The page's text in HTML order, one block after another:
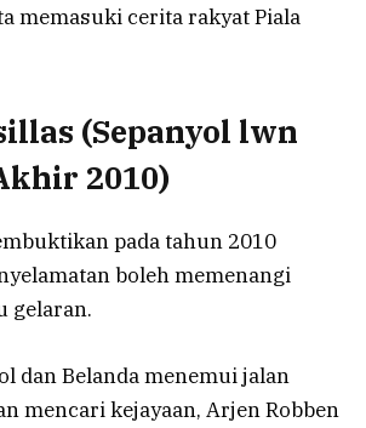
memasuki cerita rakyat Piala
(Sepanyol lwn
2010)
pada tahun 2010
boleh memenangi
gelaran.
dan Belanda menemui jalan
mencari kejayaan, Arjen Robben